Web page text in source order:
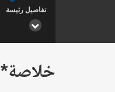
تفاصيل رئيسة
خلاصة*